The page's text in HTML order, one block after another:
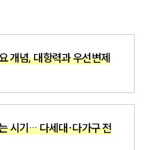
개념, 대항력과 우선변제
시기… 다세대·다가구 전